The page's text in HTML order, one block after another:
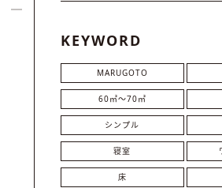
KEYWORD
MARUGOTO
60㎡〜70㎡
シンプル
寝室
床